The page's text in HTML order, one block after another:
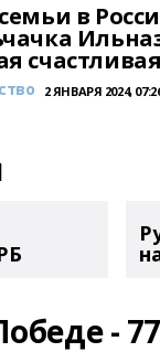
в
2 ЯНВАРЯ 2024,
-